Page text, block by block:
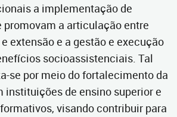
a implementação de
promovam a articulação entre
extensão e a gestão e execução
socioassistenciais. Tal
se por meio do fortalecimento da
instituições de ensino superior e
visando contribuir para